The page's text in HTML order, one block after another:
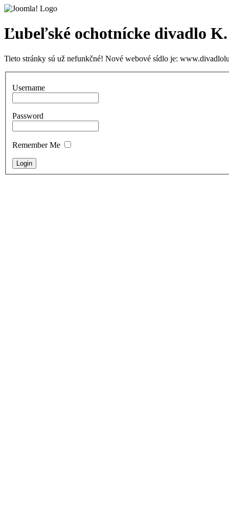
Ľubeľské ochotnícke divadlo
Tieto stránky sú už nefunkčné! Nové webové sídlo je:
Username
Password
Remember Me